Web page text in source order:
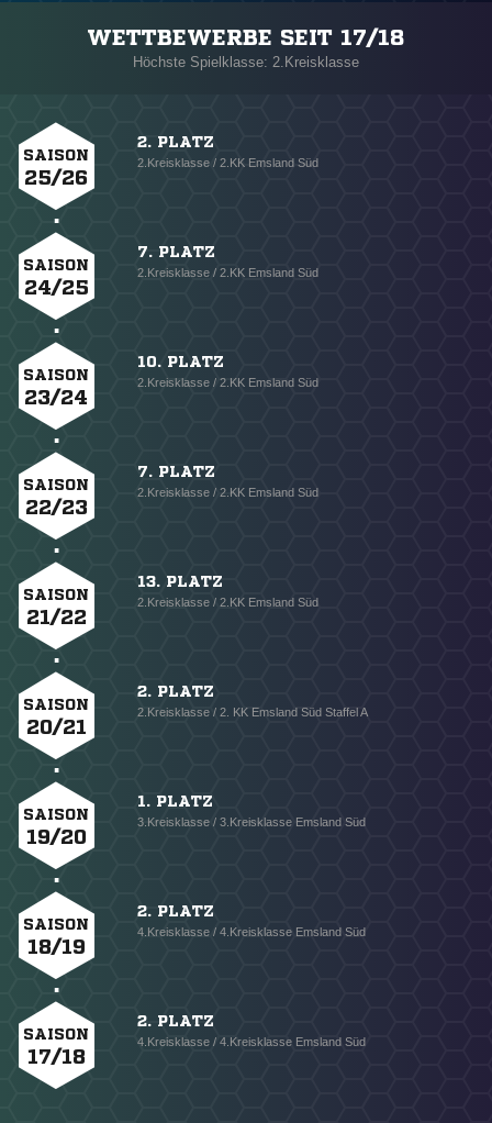
WETTBEWERBE SEIT 17/18
Höchste Spielklasse: 2.Kreisklasse
SAISON
25/26
2. PLATZ
2.Kreisklasse / 2.KK Emsland Süd
SAISON
24/25
7. PLATZ
2.Kreisklasse / 2.KK Emsland Süd
SAISON
23/24
10. PLATZ
2.Kreisklasse / 2.KK Emsland Süd
SAISON
22/23
7. PLATZ
2.Kreisklasse / 2.KK Emsland Süd
SAISON
21/22
13. PLATZ
2.Kreisklasse / 2.KK Emsland Süd
SAISON
20/21
2. PLATZ
2.Kreisklasse / 2. KK Emsland Süd Staffel A
SAISON
19/20
1. PLATZ
3.Kreisklasse / 3.Kreisklasse Emsland Süd
SAISON
18/19
2. PLATZ
4.Kreisklasse / 4.Kreisklasse Emsland Süd
SAISON
17/18
2. PLATZ
4.Kreisklasse / 4.Kreisklasse Emsland Süd